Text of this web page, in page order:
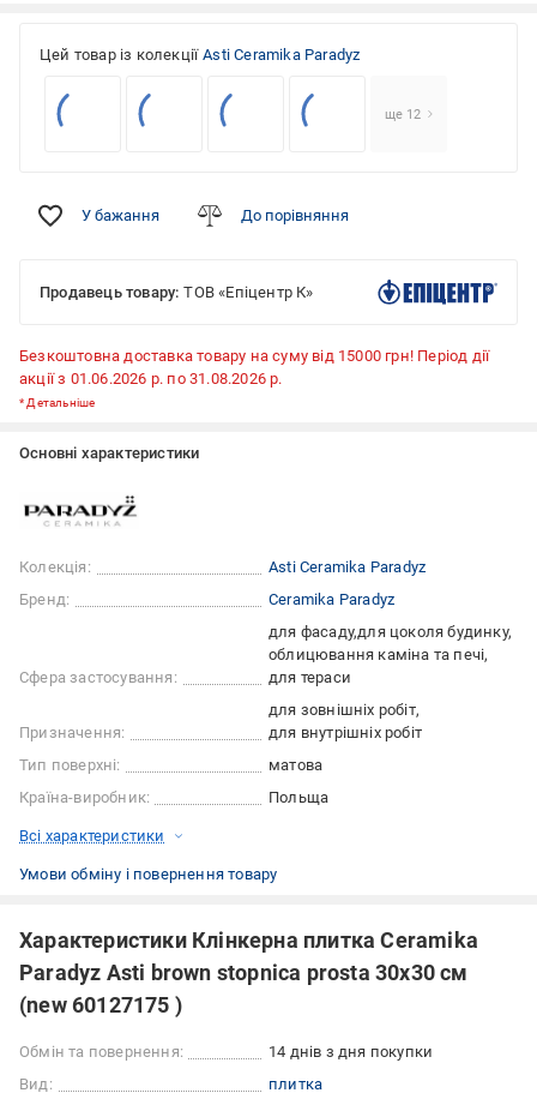
Цей товар із колекції Asti Ceramika Paradyz
ще 12
У бажання До порівняння
Продавець товару: ТОВ «Епіцентр К»
Безкоштовна доставка товару на суму від 15000 грн! Період дії
акції з 01.06.2026 р. по 31.08.2026 р.
*Детальніше
Основні характеристики
Колекція:
Asti Ceramika Paradyz
Бренд:
Ceramika Paradyz
Сфера застосування:
для фасаду для цоколя будинку
облицювання каміна та печі
для тераси
Призначення:
для зовнішніх робіт
для внутрішніх робіт
Тип поверхні:
матова
Країна-виробник:
Польща
Всі характеристики
Умови обміну і повернення товару
Характеристики Клінкерна плитка Ceramika
Paradyz Asti brown stopnica prosta 30x30 см
(new 60127175 )
Обмін та повернення:
14 днів з дня покупки
Вид:
плитка